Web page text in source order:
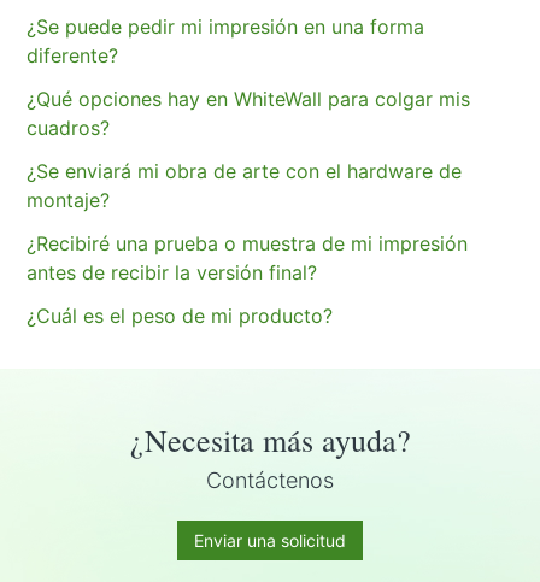
¿Se puede pedir mi impresión en una forma
diferente?
¿Qué opciones hay en WhiteWall para colgar mis
cuadros?
¿Se enviará mi obra de arte con el hardware de
montaje?
¿Recibiré una prueba o muestra de mi impresión
antes de recibir la versión final?
¿Cuál es el peso de mi producto?
¿Necesita más ayuda?
Contáctenos
Enviar una solicitud